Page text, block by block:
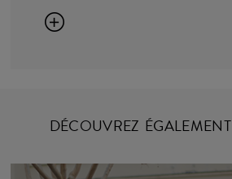
DÉCOUVREZ ÉGALEMENT